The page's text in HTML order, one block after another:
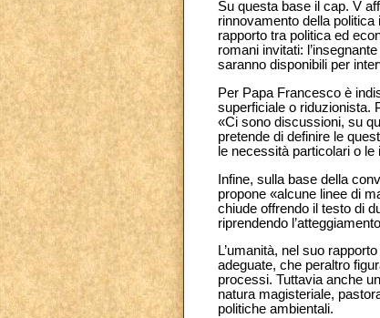
Su questa base il cap. V
rinnovamento della
rapporto tra politica ed
romani invitati:
saranno disponibili per
Per Papa Francesco è
superficiale o riduzionista.
«Ci sono discussioni, su
pretende di definire le
le necessità particolari o
Infine, sulla base della
propone «alcune linee di
chiude offrendo il testo di
riprendendo
L’umanità, nel suo
adeguate, che peraltro
processi. Tuttavia anche
natura magisteriale,
politiche ambientali.